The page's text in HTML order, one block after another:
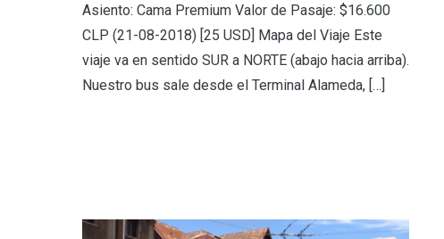
Asiento: Cama Premium Valor de Pasaje: $16.600
CLP (21-08-2018) [25 USD] Mapa del Viaje Este
viaje va en sentido SUR a NORTE (abajo hacia arriba).
Nuestro bus sale desde el Terminal Alameda, […]